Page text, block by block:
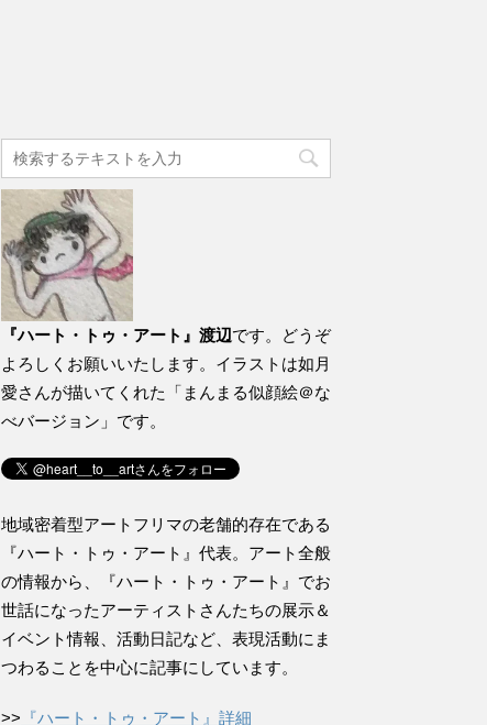
『ハート・トゥ・アート』渡辺です。どうぞ
よろしくお願いいたします。イラストは如月
愛さんが描いてくれた「まんまる似顔絵＠な
べバージョン」です。
地域密着型アートフリマの老舗的存在である
『ハート・トゥ・アート』代表。アート全般
の情報から、『ハート・トゥ・アート』でお
世話になったアーティストさんたちの展示＆
イベント情報、活動日記など、表現活動にま
つわることを中心に記事にしています。
>> 『ハート・トゥ・アート』詳細